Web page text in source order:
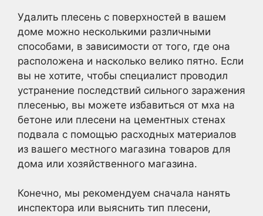
Удалить плесень с поверхностей в вашем
доме можно несколькими различными
способами, в зависимости от того, где она
расположена и насколько велико пятно. Если
вы не хотите, чтобы специалист проводил
устранение последствий сильного заражения
плесенью, вы можете избавиться от мха на
бетоне или плесени на цементных стенах
подвала с помощью расходных материалов
из вашего местного магазина товаров для
дома или хозяйственного магазина.
Конечно, мы рекомендуем сначала нанять
инспектора или выяснить тип плесени,